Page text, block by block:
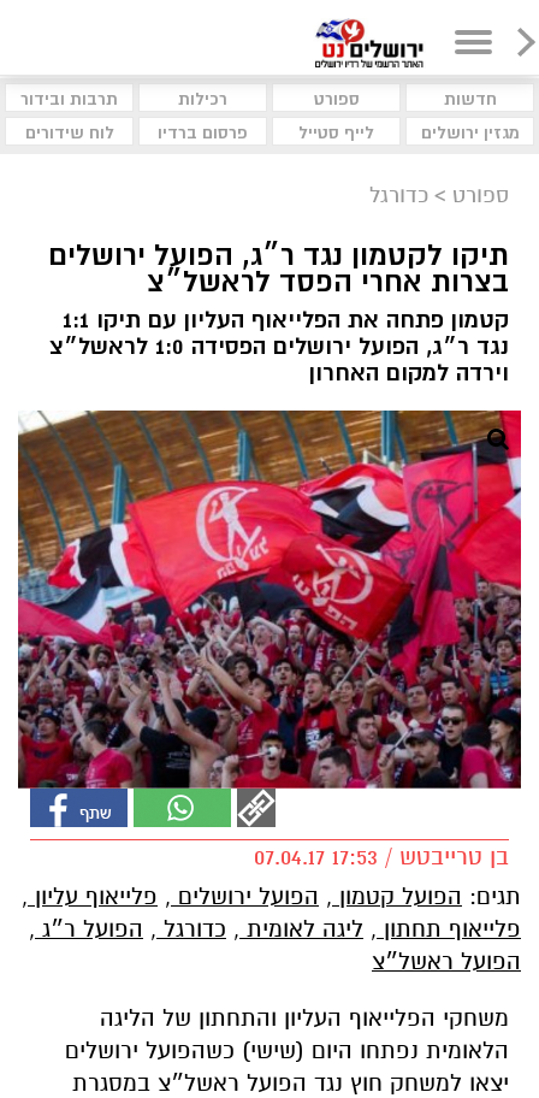
חדשות ספורט רכילות
תרבות ובידור
מגזין ירושלים
לייף סטייל פרסום ברדיו לוח שידורים
ספורט > כדורגל
תיקו לקטמון נגד ר״ג, הפועל ירושלים
בצרות אחרי הפסד לראשל״צ
קטמון פתחה את הפלייאוף העליון עם תיקו 1:1
נגד ר״ג, הפועל ירושלים הפסידה 1:0 לראשל״צ
וירדה למקום האחרון
בן טרייבטש / 17:53 07.04.17
תגים: הפועל קטמון , הפועל ירושלים , פלייאוף עליון ,
פלייאוף תחתון , ליגה לאומית , כדורגל , הפועל ר״ג ,
הפועל ראשל״צ
משחקי הפלייאוף העליון והתחתון של הליגה
הלאומית נפתחו היום (שישי) כשהפועל ירושלים
יצאו למשחק חוץ נגד הפועל ראשל״צ במסגרת